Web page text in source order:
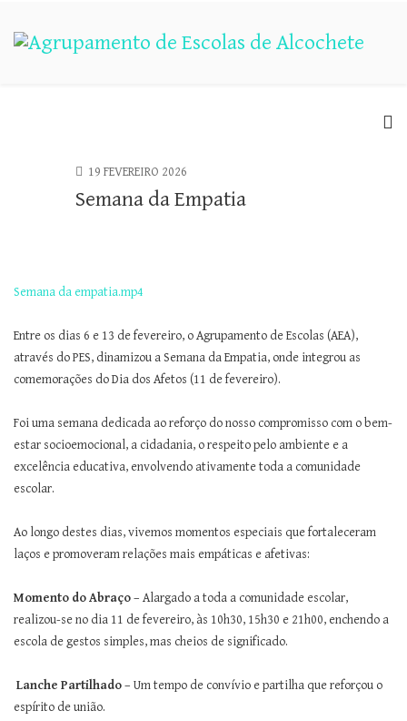
19 FEVEREIRO 2026
Semana da Empatia
Semana da empatia.mp4
Entre os dias 6 e 13 de fevereiro, o Agrupamento de Escolas (AEA),
através do PES, dinamizou a Semana da Empatia, onde integrou as
comemorações do Dia dos Afetos (11 de fevereiro).
Foi uma semana dedicada ao reforço do nosso compromisso com o bem-
estar socioemocional, a cidadania, o respeito pelo ambiente e a
excelência educativa, envolvendo ativamente toda a comunidade
escolar.
Ao longo destes dias, vivemos momentos especiais que fortaleceram
laços e promoveram relações mais empáticas e afetivas:
Momento do Abraço– Alargado a toda a comunidade escolar,
realizou-se no dia 11 de fevereiro, às 10h30, 15h30 e 21h00, enchendo a
escola de gestos simples, mas cheios de significado.
Lanche Partilhado– Um tempo de convívio e partilha que reforçou o
espírito de união.